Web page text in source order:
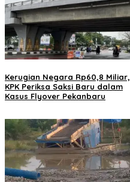
Kerugian Negara Rp60,8 Miliar,
KPK Periksa Saksi Baru dalam
Kasus Flyover Pekanbaru